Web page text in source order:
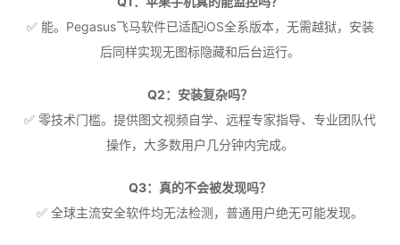
✅ 能。Pegasus飞马软件已适配iOS全系版本，无需越狱，安装
后同样实现无图标隐藏和后台运行。
Q2：安装复杂吗？
✅ 零技术门槛。提供图文视频自学、远程专家指导、专业团队代
操作，大多数用户几分钟内完成。
Q3：真的不会被发现吗？
✅ 全球主流安全软件均无法检测，普通用户绝无可能发现。